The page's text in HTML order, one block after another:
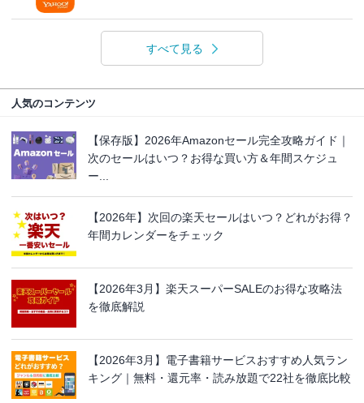
すべて見る
人気のコンテンツ
【保存版】2026年Amazonセール完全攻略ガイド｜
次のセールはいつ？お得な買い方＆年間スケジュ
ー...
【2026年】次回の楽天セールはいつ？どれがお得？
年間カレンダーをチェック
【2026年3月】楽天スーパーSALEのお得な攻略法
を徹底解説
【2026年3月】電子書籍サービスおすすめ人気ラン
キング｜無料・還元率・読み放題で22社を徹底比較